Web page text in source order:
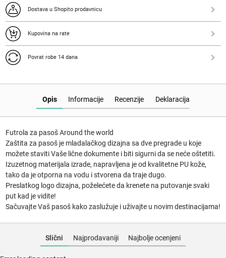
Dostava u Shopito prodavnicu
Kupovina na rate
Povrat robe 14 dana
Opis Deklaracija
Informacije Recenzije
Futrola za pasoš Around the world
Zaštita za pasoš je mladalačkog dizajna sa dve pregrade u koje
možete staviti Vaše lične dokumente i biti sigurni da se neće oštetiti.
Izuzetnog materijala izrade, napravljena je od kvalitetne PU kože,
tako da je otporna na vodu i stvorena da traje dugo.
Preslatkog logo dizajna, poželećete da krenete na putovanje svaki
put kad je vidite!
Sačuvajte Vaš pasoš kako zaslužuje i uživajte u novim destinacijama!
Slični Najprodavaniji Najbolje ocenjeni